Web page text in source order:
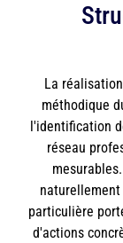
La
méthodique
l'identification
réseau
particulière
d'actions